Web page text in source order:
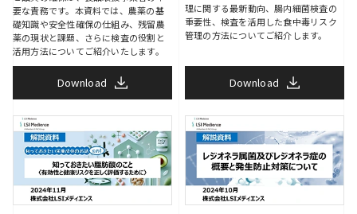
要な責務です。本資料では、農薬の基
礎知識や安全性確保の仕組み、残留農
薬の現状と課題、さらに検査の役割と
活用方法についてご紹介いたします。
Download
理に関する最新動向、腸内細菌検査の
重要性、検査を活用した食中毒リスク
管理の方法についてご紹介します。
Download